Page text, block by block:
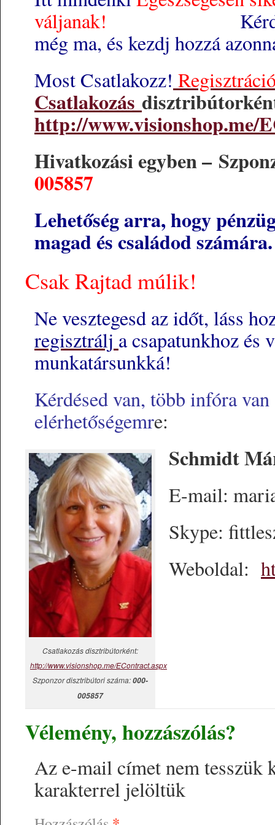
váljanak!
Kérd el a
még ma, és kezdj hozzá
Most Csatlakozz!
Csatlakozás
http://www.visionshop.me/
Hivatkozási egyben –
005857
Lehetőség arra, hogy
magad és családod számára.
Csak Rajtad múlik!
Ne vesztegesd az időt, láss
regisztrálj a csapatunkhoz és
munkatársunkká!
Kérdésed van, több infóra
elérhetőségemre:
Csatlakozás disztribútorként:
http://www.visionshop.me/EContract.aspx
Szponzor disztribútori száma:000-
005857
Schmidt
E-mail:
Skype:
Weboldal:
Vélemény, hozzászólás?
Az e-mail címet nem tesszük
karakterrel jelöltük